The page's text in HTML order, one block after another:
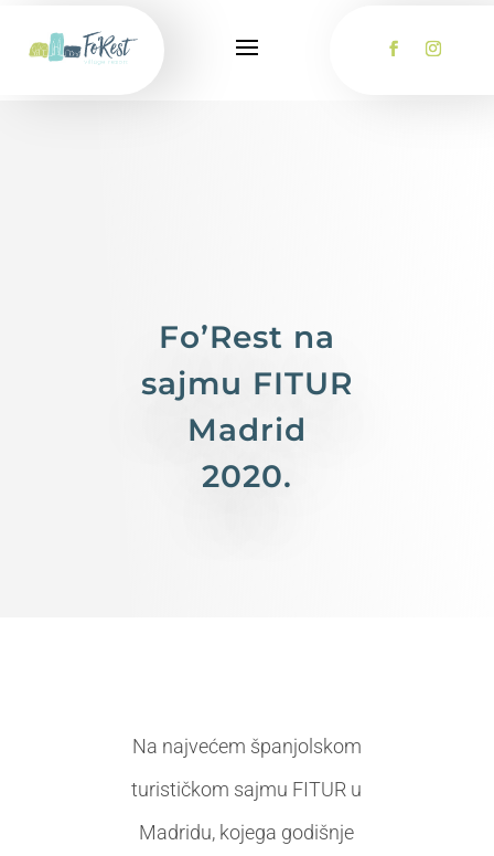
Fo’Rest na
sajmu FITUR
Madrid
2020.
Na najvećem španjolskom
turističkom sajmu FITUR u
Madridu, kojega godišnje